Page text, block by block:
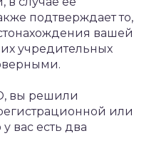
подтверждает то,
вашей
учредительных
вы решили
или
вас есть два